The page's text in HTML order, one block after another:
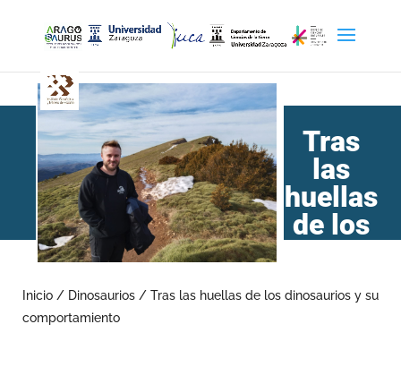
Tras
las
huellas
de los
comportamiento
Inicio / Dinosaurios / Tras las huellas de los dinosaurios y su
comportamiento